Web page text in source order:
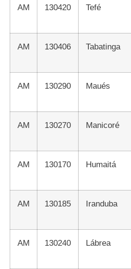
AM 130420 Tefé
AM 130406 Tabatinga
AM 130290 Maués
AM 130270 Manicoré
AM 130170 Humaitá
AM 130185 Iranduba
AM 130240 Lábrea